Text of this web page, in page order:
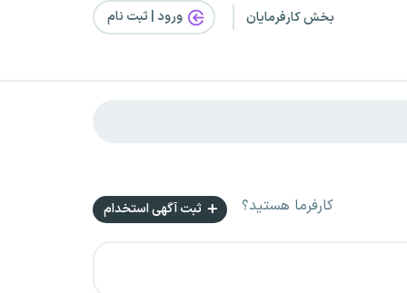
بخش کارفرمایان ورود | ثبت‌ نام
کارفرما هستید؟ ثبت آگهی استخدام